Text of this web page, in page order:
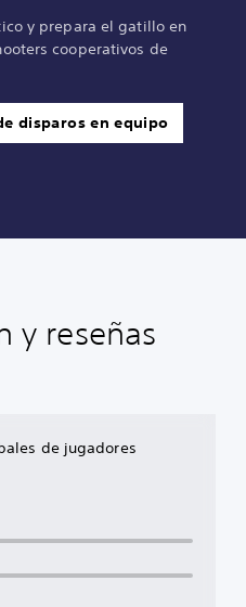
y prepara el gatillo en
cooperativos de
disparos en equipo
y reseñas
de jugadores